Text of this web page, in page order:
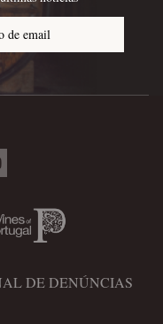
de email
DE DENÚNCIAS